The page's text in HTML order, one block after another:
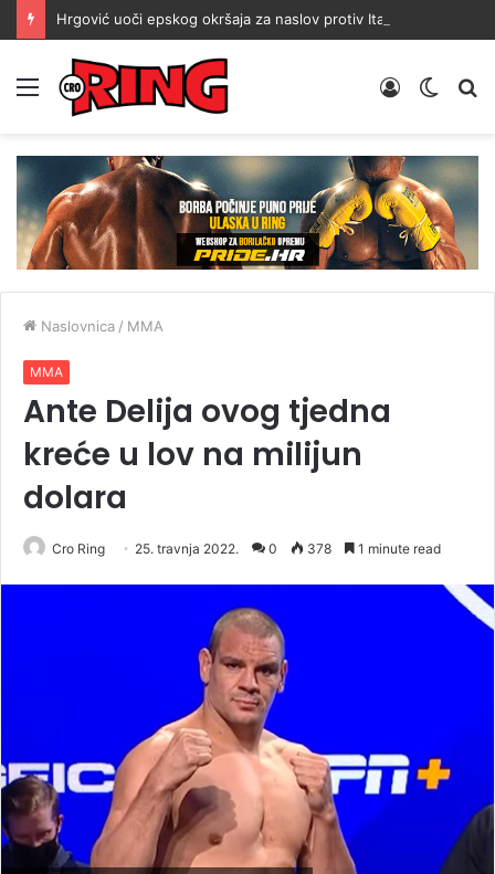
Menu
Switch
Prijava
Naslovnica / MMA
MMA
Ante Delija ovog tjedna
kreće u lov na milijun
dolara
Cro Ring 25. travnja 2022. 0 378 1 minute read